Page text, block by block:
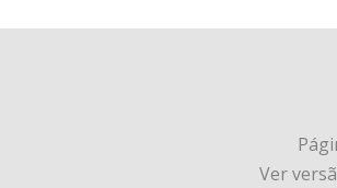
Ver